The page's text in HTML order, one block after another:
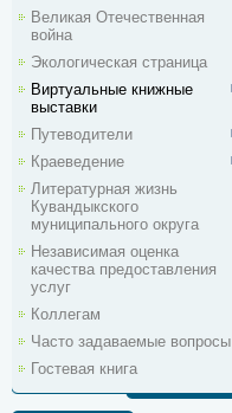
Великая Отечественная
война
Экологическая страница
Виртуальные книжные
выставки
Путеводители
Краеведение
Литературная жизнь
Кувандыкского
муниципального округа
Независимая оценка
качества предоставления
услуг
Коллегам
Часто задаваемые вопросы
Гостевая книга